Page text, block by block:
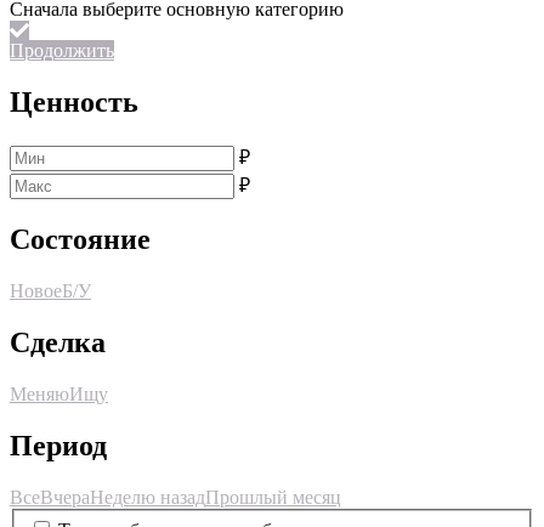
Продолжить
Ценность
₽
₽
Состояние
НовоеБ/У
Сделка
МеняюИщу
Период
ВсеВчераНеделю назадПрошлый месяц